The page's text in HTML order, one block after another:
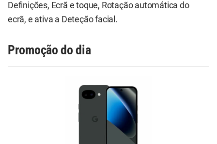
Definições, Ecrã e toque, Rotação automática do
ecrã, e ativa a Deteção facial.
Promoção do dia